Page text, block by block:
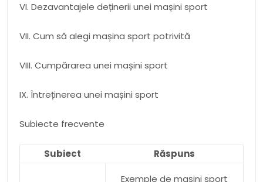
VI. Dezavantajele deținerii unei mașini sport
VII. Cum să alegi mașina sport potrivită
VIII. Cumpărarea unei mașini sport
IX. Întreținerea unei mașini sport
Subiecte frecvente
Subiect Răspuns
Exemple de mașini sport